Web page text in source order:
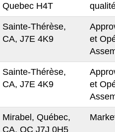
Quebec H4T
Sainte-Thérèse,
CA, J7E 4K9
et
Sainte-Thérèse,
CA, J7E 4K9
et
Mirabel, Québec,
CA, QC J7J 0H5